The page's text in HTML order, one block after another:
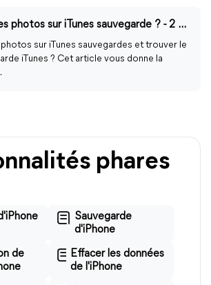
Comment voir les photos sur iTunes sauvegarde ? - 2 Façons gratuites
sur iTunes sauvegardes et trouver le
iTunes ? Cet article vous donne la
phares
Sauvegarde
d'iPhone
de
Effacer les données
de l'iPhone